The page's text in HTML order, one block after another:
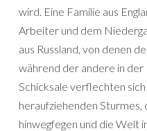
wird. Eine Familie aus
Arbeiter und dem
aus Russland, von denen
während der andere in der
Schicksale verflechten
heraufziehenden
hinwegfegen und die Welt